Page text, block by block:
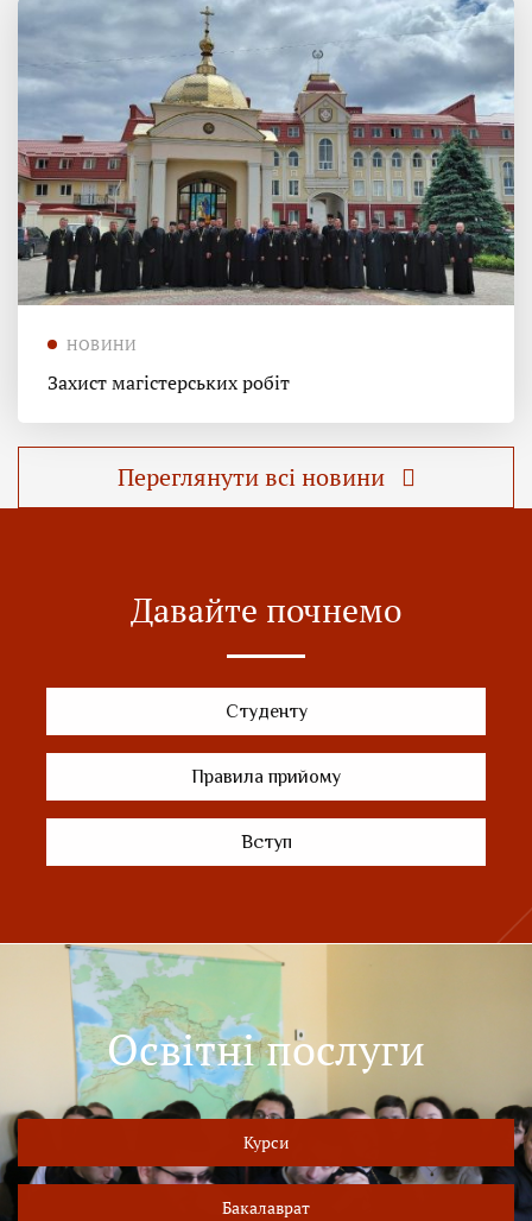
НОВИНИ
Захист магістерських робіт
Переглянути всі новини
Давайте почнемо
Студенту
Правила прийому
Вступ
Освітні послуги
Курси
Бакалаврат